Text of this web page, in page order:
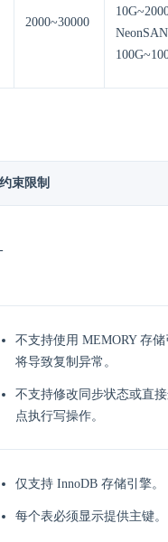
2000~30000
NeonSAN
约束限制
-
不支持使用 MEMORY 存储
将导致复制异常。
不支持修改同步状态或直
点执行写操作。
仅支持 InnoDB 存储引擎。
每个表必须显示提供主键。